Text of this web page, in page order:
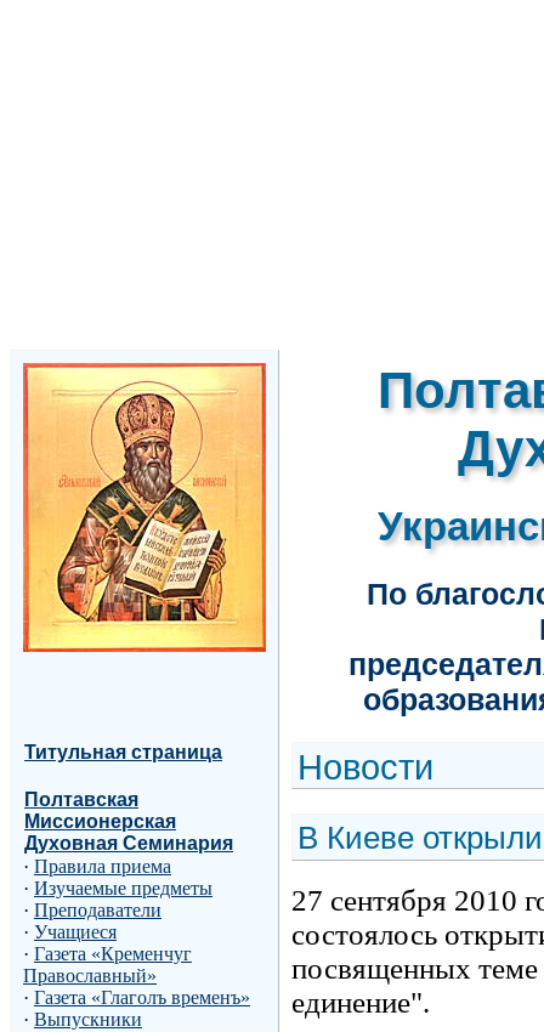
По
Титульная страница
Полтавская
Миссионерская
Духовная Семинария
· Правила приема
· Изучаемые предметы
· Преподаватели
· Учащиеся
· Газета «Кременчуг
Православный»
· Газета «Глаголъ временъ»
· Выпускники
Новости
В Киеве
27 сентября 2010
состоялось
посвященных теме
единение".